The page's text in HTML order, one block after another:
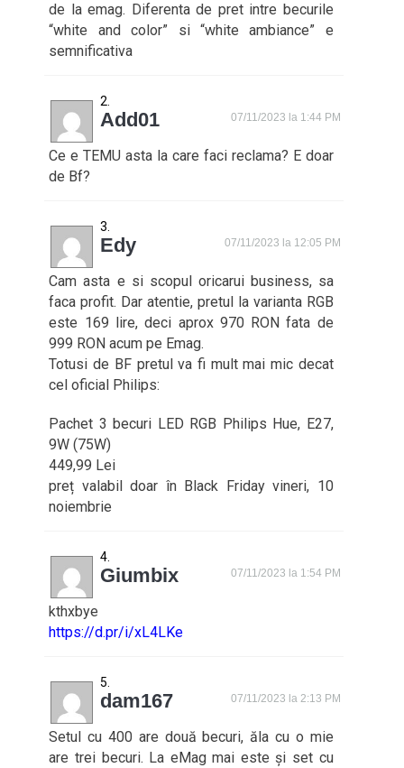
de la emag. Diferenta de pret intre becurile
“white and color” si “white ambiance” e
semnificativa
Add01 07/11/2023 la 1:44 PM
Ce e TEMU asta la care faci reclama? E doar
de Bf?
Edy 07/11/2023 la 12:05 PM
Cam asta e si scopul oricarui business, sa
faca profit. Dar atentie, pretul la varianta RGB
este 169 lire, deci aprox 970 RON fata de
999 RON acum pe Emag.
Totusi de BF pretul va fi mult mai mic decat
cel oficial Philips:
Pachet 3 becuri LED RGB Philips Hue, E27,
9W (75W)
449,99 Lei
preț valabil doar în Black Friday vineri, 10
noiembrie
Giumbix 07/11/2023 la 1:54 PM
kthxbye
https://d.pr/i/xL4LKe
dam167 07/11/2023 la 2:13 PM
Setul cu 400 are două becuri, ăla cu o mie
are trei becuri. La eMag mai este și set cu